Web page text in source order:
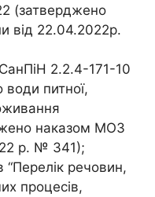
(затверджено
від 22.04.2022р.
2.2.4-171-10
води питної,
наказом МОЗ
р. № 341);
“Перелік речовин,
процесів,